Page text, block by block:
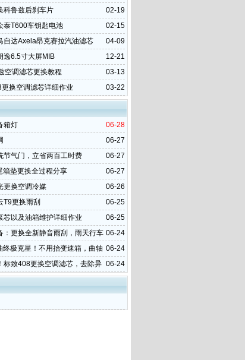
02-19
科鲁兹后刹车片
02-15
泰T600车钥匙电池
04-09
自达Axela昂克赛拉汽油滤芯
12-21
逸6.5寸大屏MIB
03-13
空调滤芯更换教程
03-22
换空调滤芯详细作业
06-28
箱灯
06-27
06-27
节气门，立省两百工时费
06-27
箱垫更换全过程分享
06-26
更换空调冷媒
06-25
T9更换雨刮
06-25
芯以及油箱维护详细作业
06-24
：更换全新静音雨刮，雨天行车
06-24
终极克星！不用抬变速箱，曲轴
记录
06-24
标致408更换空调滤芯，去除异